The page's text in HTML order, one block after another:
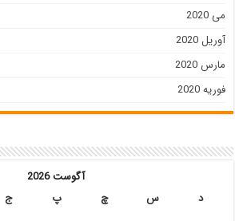
می 2020
آوریل 2020
مارس 2020
فوریه 2020
آگوست 2026
د
س چ پ ج